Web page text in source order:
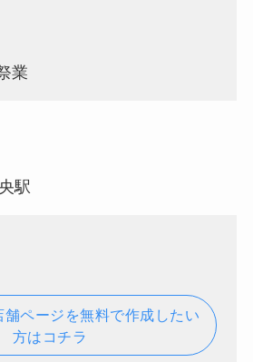
業
駅
舗ページを無料で作成したい
方はコチラ